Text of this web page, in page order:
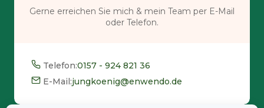
Gerne erreichen Sie mich & mein Team per E-Mail
oder Telefon.
Telefon:0157 - 924 821 36
E-Mail:jungkoenig@enwendo.de